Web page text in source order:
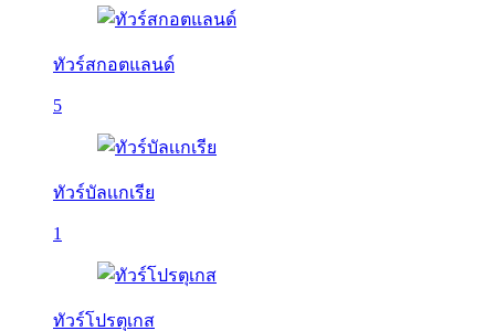
ทัวร์สกอตแลนด์
5
ทัวร์บัลเเกเรีย
1
ทัวร์โปรตุเกส